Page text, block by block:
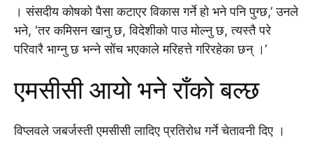
। संसदीय कोषको पैसा कटाएर विकास गर्ने हो भने पनि पुग्छ,’ उनले
भने, ‘तर कमिसन खानु छ, विदेशीको पाउ मोल्नु छ, त्यस्तै परे
परिवारै भाग्नु छ भन्ने सोंच भएकाले मरिहत्ते गरिरहेका छन् ।’
एमसीसी आयो भने राँको बल्छ
विप्लवले जबर्जस्ती एमसीसी लादिए प्रतिरोध गर्ने चेतावनी दिए ।